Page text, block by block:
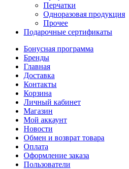
Перчатки
Одноразовая продукция
Прочее
Подарочные сертификаты
Бонусная программа
Бренды
Главная
Доставка
Контакты
Корзина
Личный кабинет
Магазин
Мой аккаунт
Новости
Обмен и возврат товара
Оплата
Оформление заказа
Пользователи